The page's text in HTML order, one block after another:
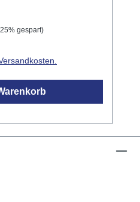
Das Modul ist
in Unterputzdosen
Installation und
230V AC ±15%,
0,75mm² Anschluss
Ausgänge
Schaltleistung:
Einschaltstrom: max.
gespart)